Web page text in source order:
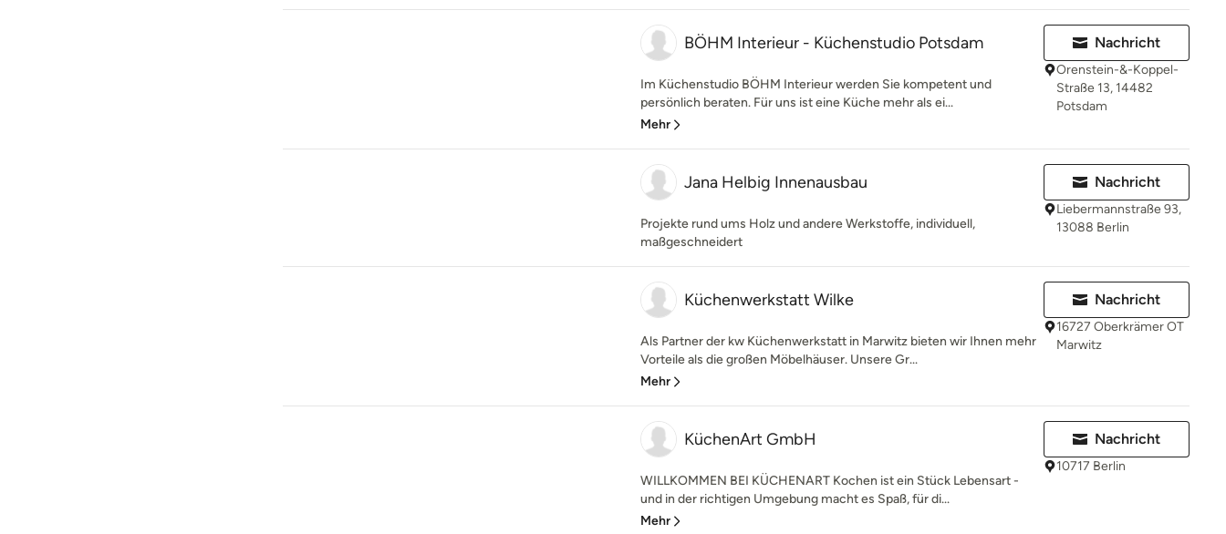
BÖHM Interieur - Küchenstudio Potsdam
Im Küchenstudio BÖHM Interieur werden Sie kompetent und
persönlich beraten. Für uns ist eine Küche mehr als ei...
Mehr
Nachricht
Orenstein-&-Koppel-
Straße 13, 14482
Potsdam
Jana Helbig Innenausbau
Projekte rund ums Holz und andere Werkstoffe, individuell,
maßgeschneidert
Nachricht
Liebermannstraße 93,
13088 Berlin
Küchenwerkstatt Wilke
Als Partner der kw Küchenwerkstatt in Marwitz bieten wir Ihnen mehr
Vorteile als die großen Möbelhäuser. Unsere Gr...
Mehr
Nachricht
16727 Oberkrämer OT
Marwitz
KüchenArt GmbH
WILLKOMMEN BEI KÜCHENART Kochen ist ein Stück Lebensart -
und in der richtigen Umgebung macht es Spaß, für di...
Mehr
Nachricht
10717 Berlin